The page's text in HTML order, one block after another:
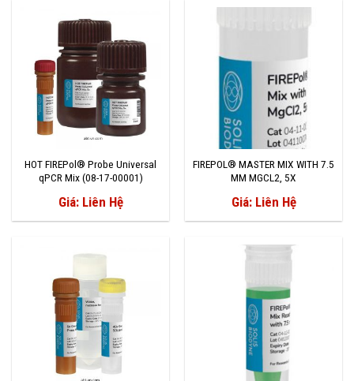
HOT FIREPol® Probe Universal
qPCR Mix (08-17-00001)
Giá: Liên Hệ
FIREPOL® MASTER MIX WITH 7.5
MM MGCL2, 5X
Giá: Liên Hệ